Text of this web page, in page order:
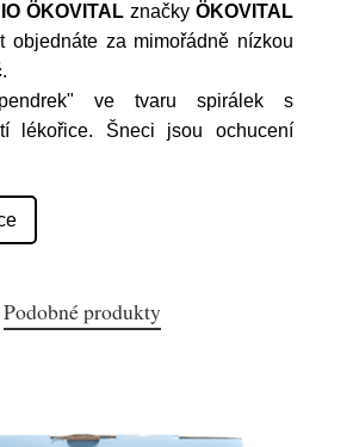
ÖKOVITALznačkyÖKOVITAL
objednáte za mimořádně nízkou
.
ve tvaru spirálek s
lékořice. Šneci jsou ochucení
Podobné produkty